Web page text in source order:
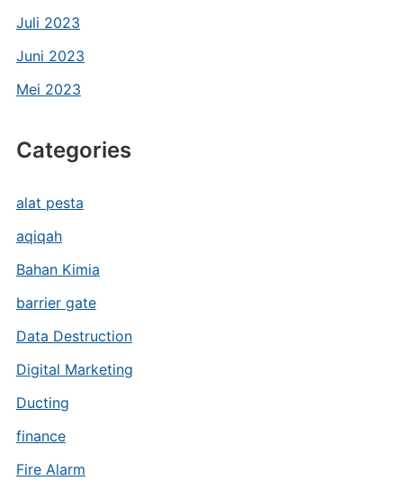
Juli 2023
Juni 2023
Mei 2023
Categories
alat pesta
aqiqah
Bahan Kimia
barrier gate
Data Destruction
Digital Marketing
Ducting
finance
Fire Alarm